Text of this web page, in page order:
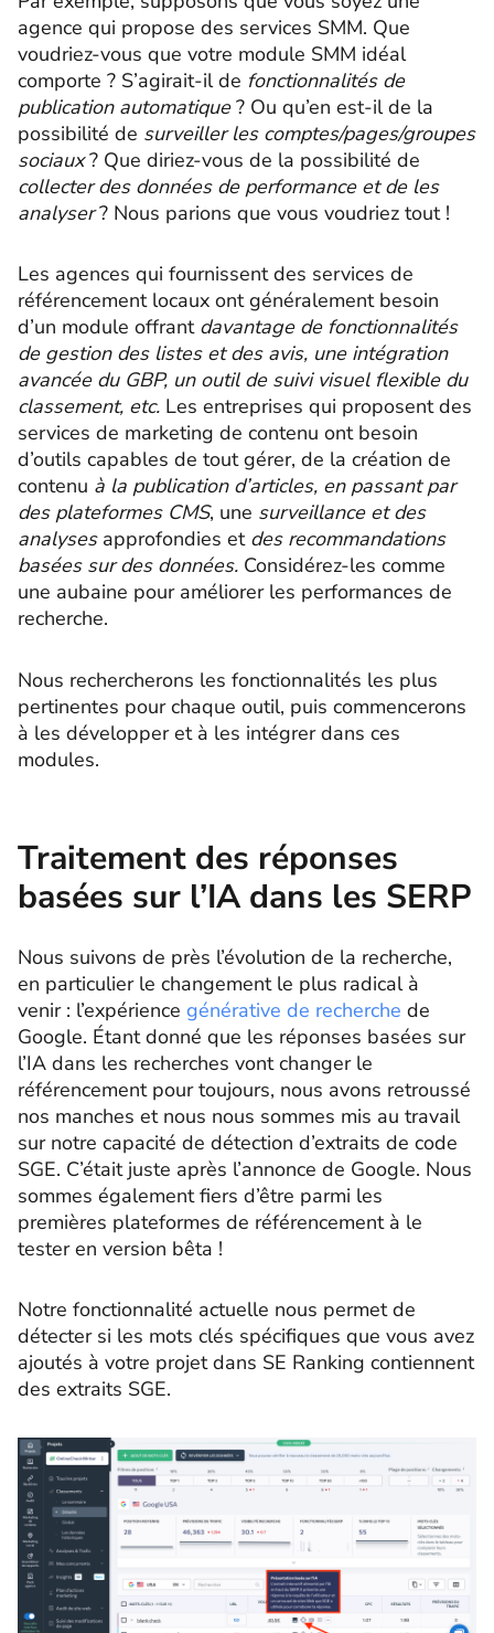
agence qui propose des services SMM. Que
voudriez-vous que votre module SMM idéal
comporte ? S’agirait-il de fonctionnalités de
publication automatique? Ou qu’en est-il de la
possibilité de surveiller les comptes/pages/groupes
sociaux? Que diriez-vous de la possibilité de
collecter des données de performance et de les
analyser? Nous parions que vous voudriez tout !
Les agences qui fournissent des services de
référencement locaux ont généralement besoin
d’un module offrant davantage de fonctionnalités
de gestion des listes et des avis, une intégration
avancée du GBP, un outil de suivi visuel flexible du
classement, etc. Les entreprises qui proposent des
services de marketing de contenu ont besoin
d’outils capables de tout gérer, de la création de
contenu à la publication d’articles, en passant par
des plateformes CMS, une surveillance et des
analysesapprofondies et des recommandations
basées sur des données. Considérez-les comme
une aubaine pour améliorer les performances de
recherche.
Nous rechercherons les fonctionnalités les plus
pertinentes pour chaque outil, puis commencerons
à les développer et à les intégrer dans ces
modules.
Traitement des réponses
basées sur l’IA dans les SERP
Nous suivons de près l’évolution de la recherche,
en particulier le changement le plus radical à
venir : l’expérience générative de recherche de
Google. Étant donné que les réponses basées sur
l’IA dans les recherches vont changer le
référencement pour toujours, nous avons retroussé
nos manches et nous nous sommes mis au travail
sur notre capacité de détection d’extraits de code
SGE. C’était juste après l’annonce de Google. Nous
sommes également fiers d’être parmi les
premières plateformes de référencement à le
tester en version bêta !
Notre fonctionnalité actuelle nous permet de
détecter si les mots clés spécifiques que vous avez
ajoutés à votre projet dans SE Ranking contiennent
des extraits SGE.